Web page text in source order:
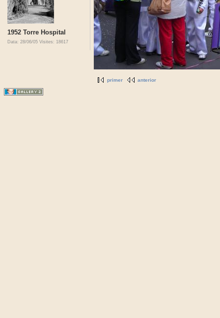
1952 Torre Hospital
Data: 28/06/05 Visites: 18617
primer anterior